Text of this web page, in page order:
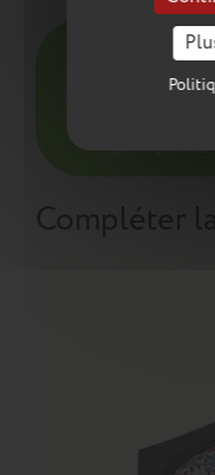
Pour
conseillons
éponge
qui
Compléter